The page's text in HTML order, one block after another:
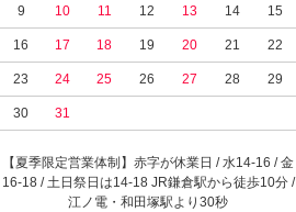
9 10 11 12 13 14 15
16 17 18 19 20 21 22
23 24 25 26 27 28 29
30 31
【夏季限定営業体制】赤字が休業日 / 水14-16 / 金
16-18 / 土日祭日は14-18 JR鎌倉駅から徒歩10分 /
江ノ電・和田塚駅より30秒